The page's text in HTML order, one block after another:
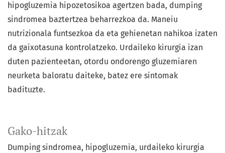
Gako-hitzak
Dumping sindromea hipogluzemia urdaileko kirurgia
hipogluzemia hipozetosikoa agertzen bada, dumping
sindromea baztertzea beharrezkoa da. Maneiu
nutrizionala funtsezkoa da eta gehienetan nahikoa izaten
da gaixotasuna kontrolatzeko. Urdaileko kirurgia izan
duten pazienteetan, otordu ondorengo gluzemiaren
neurketa baloratu daiteke, batez ere sintomak
badituzte.